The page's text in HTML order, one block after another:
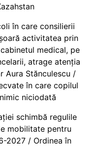
în care consilierii
activitatea prin
medical, pe
atrage atenția
Aura Stănculescu /
în care copilul
niciodată
schimbă regulile
mobilitate pentru
2027 / Ordinea în